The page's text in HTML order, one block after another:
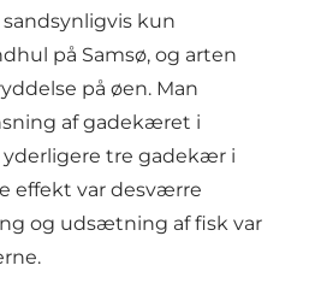
kun
på Samsø, og arten
på øen. Man
af gadekæret i
yderligere tre gadekær i
effekt var desværre
og udsætning af fisk var